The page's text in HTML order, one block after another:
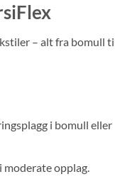
– alt fra bomull
i bomull eller
opplag.